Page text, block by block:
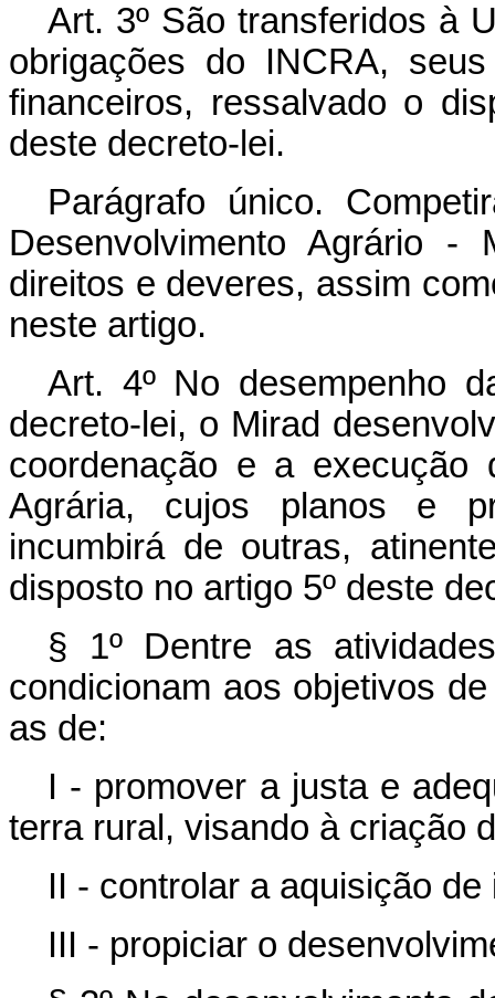
Art. 3º São transferidos à
obrigações do INCRA,
financeiros, ressalvado o
deste decreto-lei.
Parágrafo único.
Desenvolvimento Agrário -
direitos e deveres, assim
neste artigo.
Art. 4º No desempenho
decreto-lei, o Mirad
coordenação e a execução
Agrária, cujos planos e
incumbirá de outras,
disposto no artigo 5º deste
§ 1º Dentre as
condicionam aos objetivos
as de:
I - promover a justa e
terra rural, visando à criação
II - controlar a aquisição
III - propiciar o